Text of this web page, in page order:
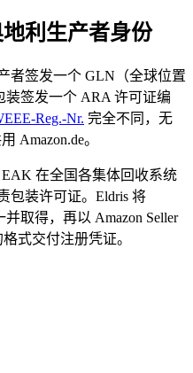
利生产者身份
者签发一个 GLN（全球位置
签发一个 ARA 许可证编
Reg.-Nr. 完全不同，无
Amazon.de。
在全国各集体回收系统
包装许可证。Eldris 将
取得，再以 Amazon Seller
式交付注册凭证。